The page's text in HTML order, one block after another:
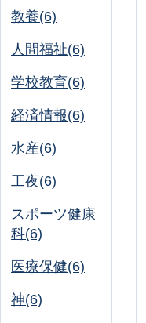
教養(6)
人間福祉(6)
学校教育(6)
経済情報(6)
水産(6)
工夜(6)
スポーツ健康
科(6)
医療保健(6)
神(6)